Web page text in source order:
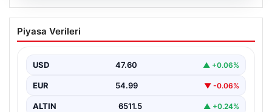
05.08.2026
Victor Osimhen, Galatasaray’daki
geleceğiyle ilgili kararını açıkladı
dönemde gösterdiği etkileyici performansla Avrupa'nın
önde gelen kulüplerinin…
Piyasa Verileri
USD 47.60 ▲ +0.06%
EUR 54.99 ▼ -0.06%
ALTIN 6511.5 ▲ +0.24%